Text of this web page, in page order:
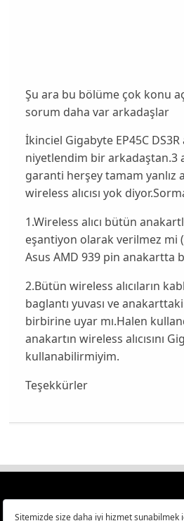
Şu ara bu bölüme çok konu
sorum daha var arkadaşlar
İkinciel Gigabyte EP45C
niyetlendim bir arkadaştan.3
garanti herşey tamam yanlız
wireless alıcısı yok
1.Wireless alıcı bütün
eşantiyon olarak verilmez mi
Asus AMD 939 pin anakartta
2.Bütün wireless alıcıların
baglantı yuvası ve
birbirine uyar mı.Halen
anakartın wireless alıcısını
kullanabilirmiyim.
Teşekkürler